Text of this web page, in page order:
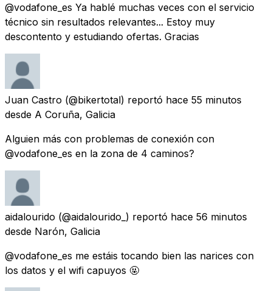
@vodafone_es Ya hablé muchas veces con el servicio
técnico sin resultados relevantes... Estoy muy
descontento y estudiando ofertas. Gracias
Juan Castro (@bikertotal) reportó hace 55 minutos
desde A Coruña, Galicia
Alguien más con problemas de conexión con
@vodafone_es en la zona de 4 caminos?
aidalourido (@aidalourido_) reportó hace 56 minutos
desde Narón, Galicia
@vodafone_es me estáis tocando bien las narices con
los datos y el wifi capuyos 🤬